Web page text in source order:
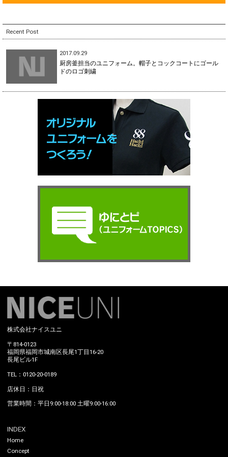
Recent Post
2017.09.29
厨房釜担当のユニフォーム。帽子とコックコートにゴール
ドのロゴ刺繍
株式会社ナイスユニ
〒814-0123
福岡県福岡市城南区長尾1丁目16-20
長尾ビル1F
TEL：0120-20-0189
店休日：日祝
営業時間：平日9:00-18:00 土曜9:00-16:00
INDEX
Home
Concept